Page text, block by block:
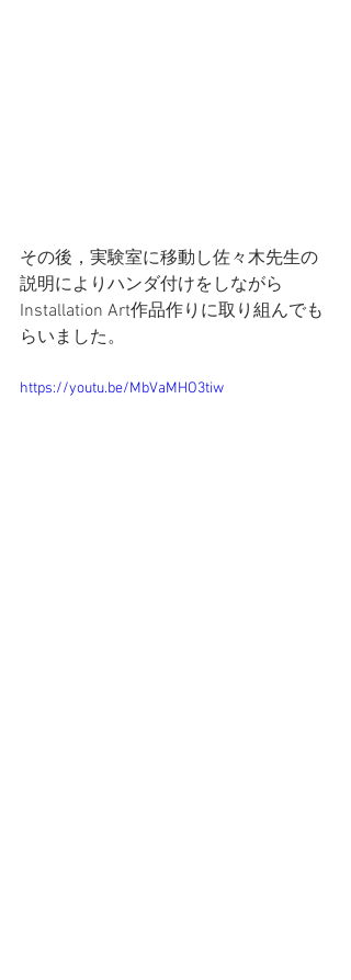
その後，実験室に移動し佐々木先生の
説明によりハンダ付けをしながら
Installation Art作品作りに取り組んでも
らいました。
https://youtu.be/MbVaMHO3tiw